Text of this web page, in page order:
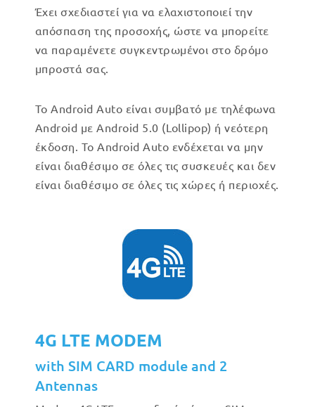
Έχει σχεδιαστεί για να ελαχιστοποιεί την
απόσπαση της προσοχής, ώστε να μπορείτε
να παραμένετε συγκεντρωμένοι στο δρόμο
μπροστά σας.
Το Android Auto είναι συμβατό με τηλέφωνα
Android με Android 5.0 (Lollipop) ή νεότερη
έκδοση. Το Android Auto ενδέχεται να μην
είναι διαθέσιμο σε όλες τις συσκευές και δεν
είναι διαθέσιμο σε όλες τις χώρες ή περιοχές.
4G LTE MODEM
with SIM CARD module and 2
Antennas